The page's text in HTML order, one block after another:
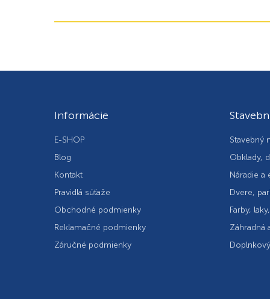
Informácie
E-SHOP
Blog
Kontakt
Pravidlá súťaže
Obchodné podmienky
Reklamačné podmienky
Záručné podmienky
Stavebný
Obklady,
Náradie a
Dvere,
Farby,
Záhradná